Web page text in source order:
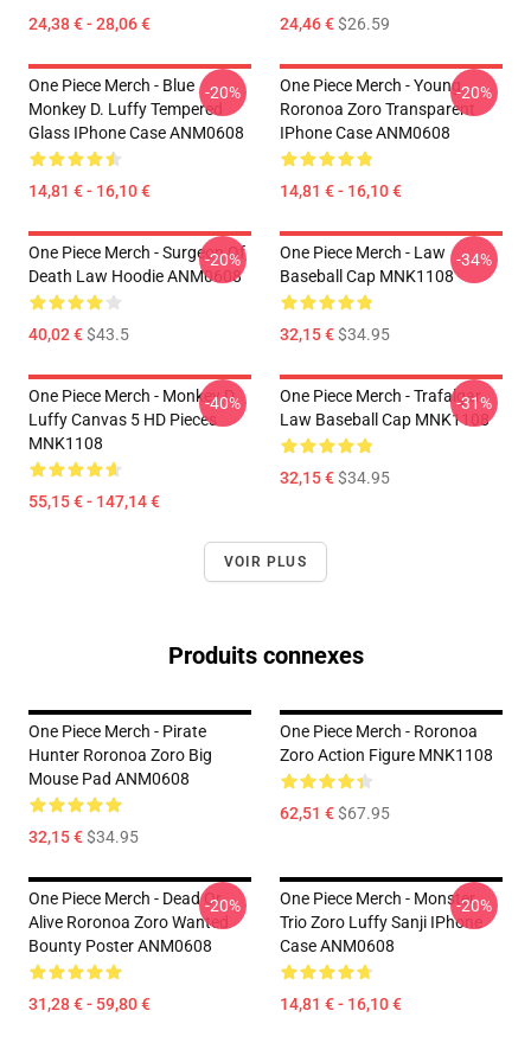
24,38 € - 28,06 € 24,46 €$26.59
One Piece Merch - Blue
Monkey D. Luffy Tempered
Glass IPhone Case ANM0608
14,81 € - 16,10 €
-20%
One Piece Merch - Young
Roronoa Zoro Transparent
IPhone Case ANM0608
14,81 € - 16,10 €
-20%
One Piece Merch - Surgeon Of
Death Law Hoodie ANM0608
40,02 €$43.5
-20%
One Piece Merch - Law
Baseball Cap MNK1108
32,15 €$34.95
-34%
One Piece Merch - Monkey D.
Luffy Canvas 5 HD Pieces
MNK1108
55,15 € - 147,14 €
-40%
One Piece Merch - Trafalgar
Law Baseball Cap MNK1108
32,15 €$34.95
-31%
VOIR PLUS
Produits connexes
One Piece Merch - Pirate
Hunter Roronoa Zoro Big
Mouse Pad ANM0608
32,15 €$34.95
One Piece Merch - Roronoa
Zoro Action Figure MNK1108
62,51 €$67.95
One Piece Merch - Dead Or
Alive Roronoa Zoro Wanted
Bounty Poster ANM0608
31,28 € - 59,80 €
-20%
One Piece Merch - Monster
Trio Zoro Luffy Sanji IPhone
Case ANM0608
14,81 € - 16,10 €
-20%